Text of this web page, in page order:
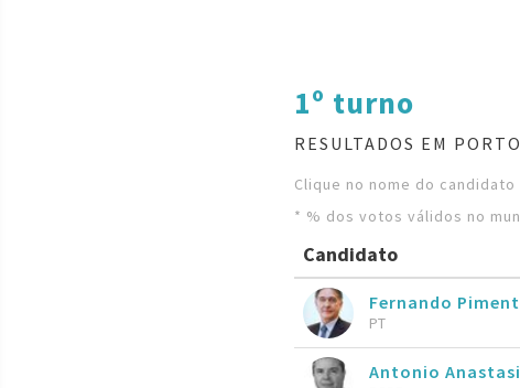
1º turno
RESULTADOS EM
Clique no nome do
* % dos votos válidos no
Candidato
Fernando
PT
Antonio